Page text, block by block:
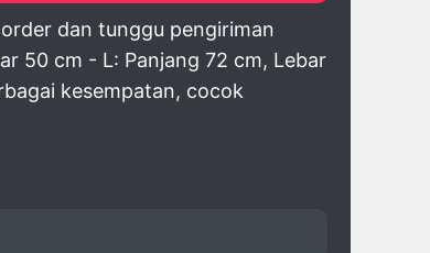
dan tunggu pengiriman
50 cm - L: Panjang 72 cm, Lebar
kesempatan, cocok